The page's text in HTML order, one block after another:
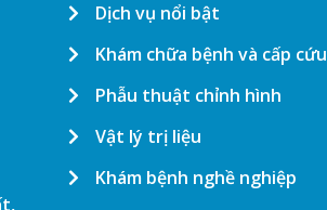
Dịch vụ nổi bật
Khám chữa bệnh và cấp cứu
Phẫu thuật chỉnh hình
Vật lý trị liệu
Khám bệnh nghề nghiệp